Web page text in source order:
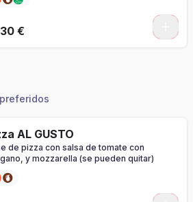
€
AL GUSTO
de pizza con salsa de tomate con
y mozzarella (se pueden quitar)